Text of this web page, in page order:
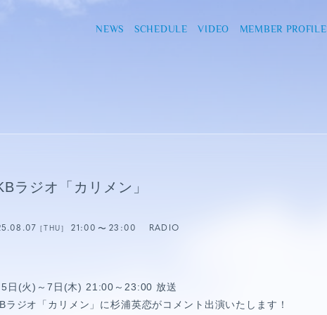
NEWS SCHEDULE VIDEO MEMBER PROFILE
ラジオ「カリメン」
［THU］21:00 23:00 RADIO
日(火)～7日(木) 21:00～23:00 放送
ラジオ「カリメン」に杉浦英恋がコメント出演いたします！